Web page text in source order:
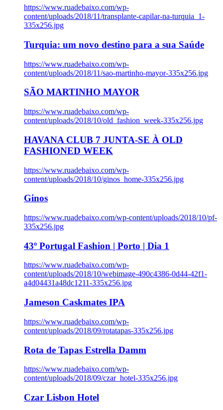
https://www.ruadebaixo.com/wp-
content/uploads/2018/11/transplante-capilar-na-turquia_1-
335x256.jpg
Turquia: um novo destino para a sua Saúde
https://www.ruadebaixo.com/wp-
content/uploads/2018/11/sao-martinho-mayor-335x256.jpg
SÃO MARTINHO MAYOR
https://www.ruadebaixo.com/wp-
content/uploads/2018/10/old_fashion_week-335x256.jpg
HAVANA CLUB 7 JUNTA-SE À OLD
FASHIONED WEEK
https://www.ruadebaixo.com/wp-
content/uploads/2018/10/ginos_home-335x256.jpg
Ginos
https://www.ruadebaixo.com/wp-content/uploads/2018/10/pf-
335x256.jpg
43º Portugal Fashion | Porto | Dia 1
https://www.ruadebaixo.com/wp-
content/uploads/2018/10/webimage-490c4386-0d44-42f1-
a4d04431a48dc1211-335x256.jpg
Jameson Caskmates IPA
https://www.ruadebaixo.com/wp-
content/uploads/2018/09/rotatapas-335x256.jpg
Rota de Tapas Estrella Damm
https://www.ruadebaixo.com/wp-
content/uploads/2018/09/czar_hotel-335x256.jpg
Czar Lisbon Hotel